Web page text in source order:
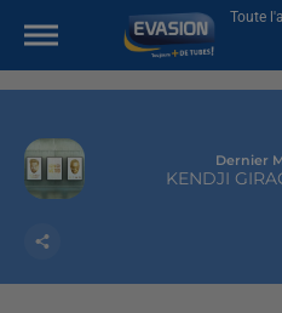
Toute
Dernier
KENDJI